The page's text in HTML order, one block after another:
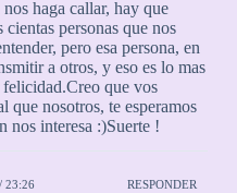
haga callar, hay que
personas que nos
pero esa persona, en
a otros, y eso es lo mas
que vos
que nosotros, te esperamos
nos interesa :)Suerte !
23:26 RESPONDER